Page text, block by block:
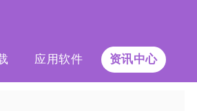
应用软件 资讯中心